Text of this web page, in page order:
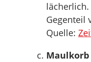
Gegenteil
Quelle: